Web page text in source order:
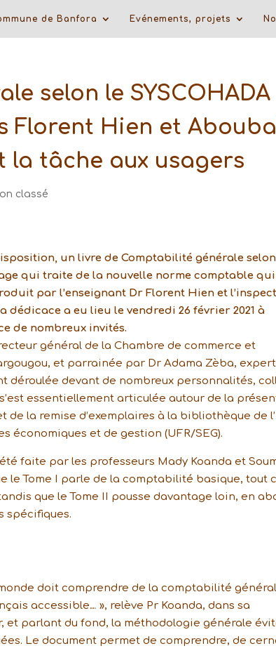
de Banfora Evénements, projets
selon le SYSCOHADA
Florent Hien et
tâche aux usagers
classé
un livre de Comptabilité générale
qui traite de la nouvelle norme comptable
par l’enseignant Dr Florent Hien et
a eu lieu le vendredi 26 février 2021 à
de nombreux invités.
général de la Chambre de commerce et
et parrainée par Dr Adama Zèba,
déroulée devant de nombreux personnalités,
essentiellement articulée autour de la
de la remise d’exemplaires à la bibliothèque de
économiques et de gestion (UFR/SEG).
faite par les professeurs Mady Koanda et
le Tome I parle de la comptabilité basique, tout
que le Tome II pousse davantage loin, en
spécifiques.
doit comprendre de la comptabilité
accessible… », relève Pr Koanda, dans sa
et parlant du fond, la méthodologie générale
Le document permet de comprendre, de